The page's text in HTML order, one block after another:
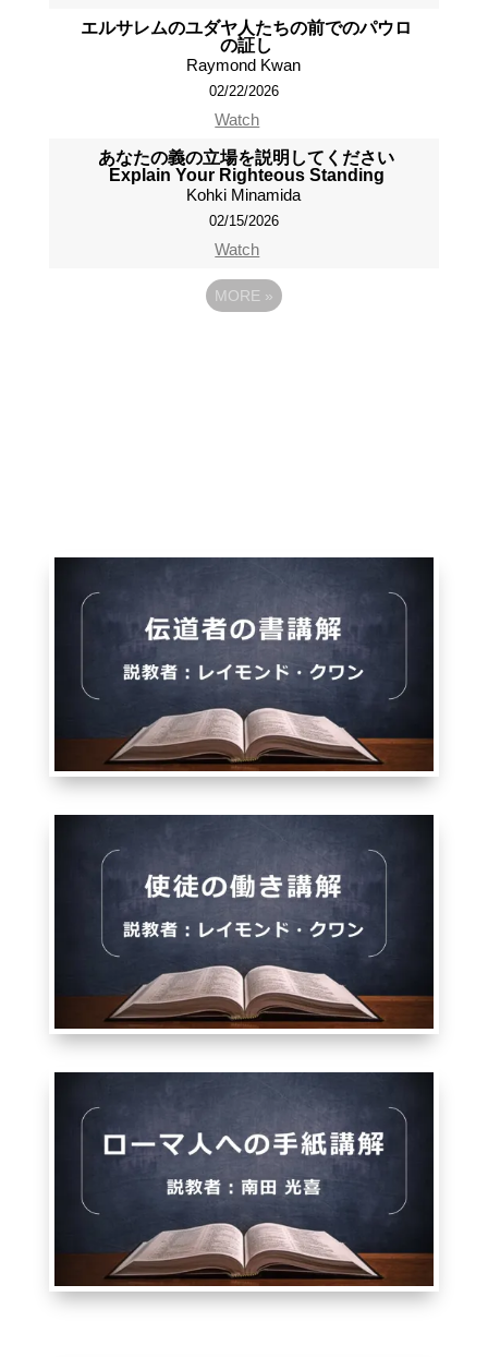
エルサレムのユダヤ人たちの前でのパウロ
の証し
Raymond Kwan
02/22/2026
Watch
あなたの義の立場を説明してください
Explain Your Righteous Standing
Kohki Minamida
02/15/2026
Watch
MORE »